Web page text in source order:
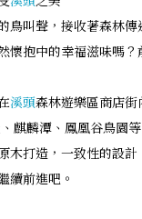
鳥叫聲，接收著森林
懷抱中的幸福滋味嗎？
溪頭森林遊樂區商店
麒麟潭、鳳凰谷鳥園
木打造，一致性的設
續前進吧。